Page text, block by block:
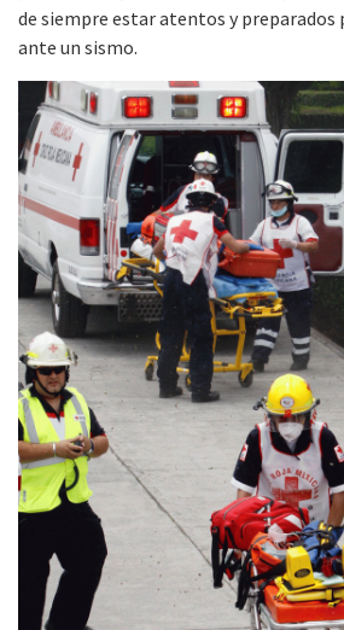
de siempre estar atentos y preparados
ante un sismo.